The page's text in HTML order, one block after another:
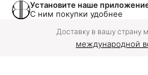
Установите наше
С ним покупки удобнее
Доставку в вашу страну
международной